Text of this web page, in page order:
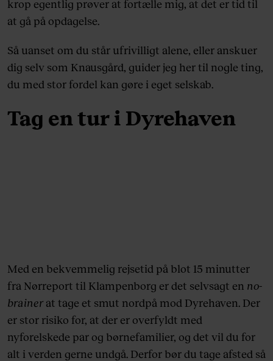
krop egentlig prøver at fortælle mig, at det er tid til
at gå på opdagelse.
Så uanset om du står ufrivilligt alene, eller anskuer
dig selv som Knausgård, guider jeg her til nogle ting,
du med stor fordel kan gøre i eget selskab.
Tag en tur i Dyrehaven
Med en bekvemmelig rejsetid på blot 15 minutter
fra Nørreport til Klampenborg er det selvsagt en no-
brainer at tage et smut nordpå mod Dyrehaven. Der
er stor risiko for, at der er overfyldt med
nyforelskede par og børnefamilier, og det vil du for
alt i verden gerne undgå. Derfor bør du tage afsted så